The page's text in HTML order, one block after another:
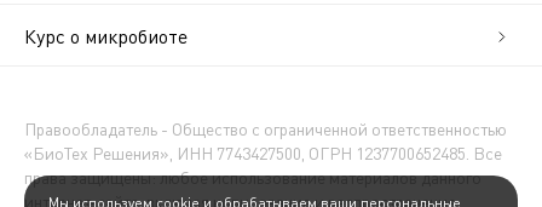
Курс о микробиоте
Правообладатель - Общество с ограниченной ответственностью
«БиоТех Решения», ИНН 7743427500, ОГРН 1237700652485. Все
права защищены: любое использование материалов данного
интернет-сайта, включая копирование и распространение,
Мы используем cookie и обрабатываем ваши персональные